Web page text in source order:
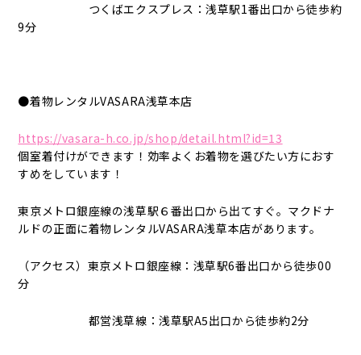
つくばエクスプレス：浅草駅1番出口から徒歩約
9分
●着物レンタルVASARA浅草本店
https://vasara-h.co.jp/shop/detail.html?id=13
個室着付けができます！効率よくお着物を選びたい方におす
すめをしています！
東京メトロ銀座線の浅草駅６番出口から出てすぐ。マクドナ
ルドの正面に着物レンタルVASARA浅草本店があります。
（アクセス）東京メトロ銀座線：浅草駅6番出口から徒歩00
分
都営浅草線：浅草駅A5出口から徒歩約2分